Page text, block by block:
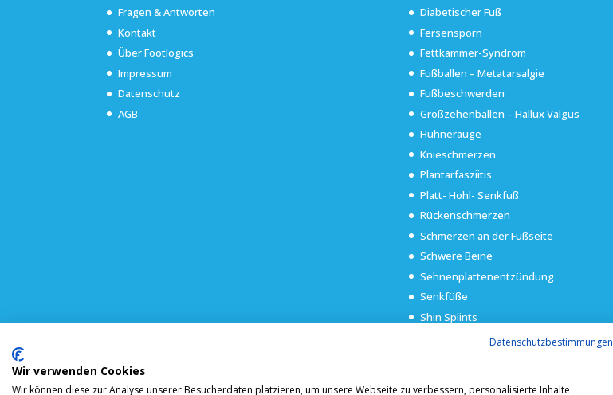
Fragen & Antworten
Kontakt
Über Footlogics
Impressum
Datenschutz
AGB
Diabetischer Fuß
Fersensporn
Fettkammer-Syndrom
Fußballen – Metatarsalgie
Fußbeschwerden
Großzehenballen – Hallux Valgus
Hühnerauge
Knieschmerzen
Plantarfasziitis
Platt- Hohl- Senkfuß
Rückenschmerzen
Schmerzen an der Fußseite
Schwere Beine
Sehnenplattenentzündung
Senkfüße
Shin Splints
ÜberpronationDatenschutzbestimmungen
Wir verwenden Cookies
Wir können diese zur Analyse unserer Besucherdaten platzieren, um unsere Webseite zu verbessern, personalisierte Inhalte